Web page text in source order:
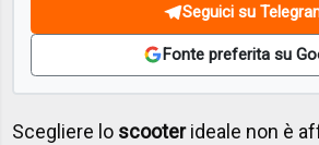
Seguici su
Fonte preferita su
Scegliere lo scooterideale non è